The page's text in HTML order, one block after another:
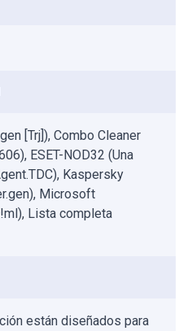
[Trj]), Combo Cleaner
ESET-NOD32 (Una
Kaspersky
Microsoft
Lista completa
están diseñados para